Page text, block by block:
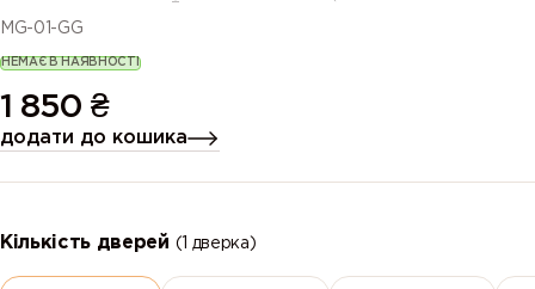
MG-01-GG
НЕМАЄ В НАЯВНОСТІ
1 850 ₴
додати до кошика
Кількість дверей (1 дверка)